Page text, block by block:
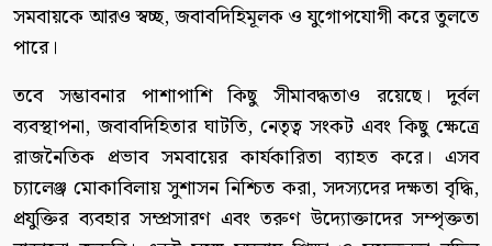
সমবায়কে আরও স্বচ্ছ, জবাবদিহিমূলক ও যুগোপযোগী করে তুলতে
পারে।
তবে সম্ভাবনার পাশাপাশি কিছু সীমাবদ্ধতাও রয়েছে। দুর্বল
ব্যবস্থাপনা, জবাবদিহিতার ঘাটতি, নেতৃত্ব সংকট এবং কিছু ক্ষেত্রে
রাজনৈতিক প্রভাব সমবায়ের কার্যকারিতা ব্যাহত করে। এসব
চ্যালেঞ্জ মোকাবিলায় সুশাসন নিশ্চিত করা, সদস্যদের দক্ষতা বৃদ্ধি,
প্রযুক্তির ব্যবহার সম্প্রসারণ এবং তরুণ উদ্যোক্তাদের সম্পৃক্ততা